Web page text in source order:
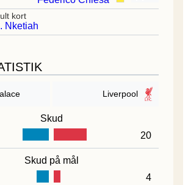
kort
Nketiah
Liverpool
Skud
20
Skud på mål
4